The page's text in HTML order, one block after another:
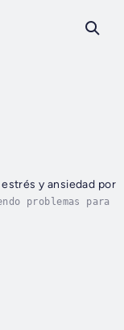
y ansiedad por
problemas